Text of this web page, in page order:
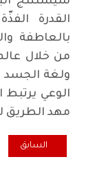
القدرة
بالعاطفة
من خلال
ولغة الجسد
الوعي يرتبط
مهد الطريق
المقال
السابق